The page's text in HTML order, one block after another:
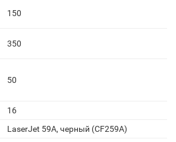
150
350
50
16
LaserJet 59A, черный (CF259A)